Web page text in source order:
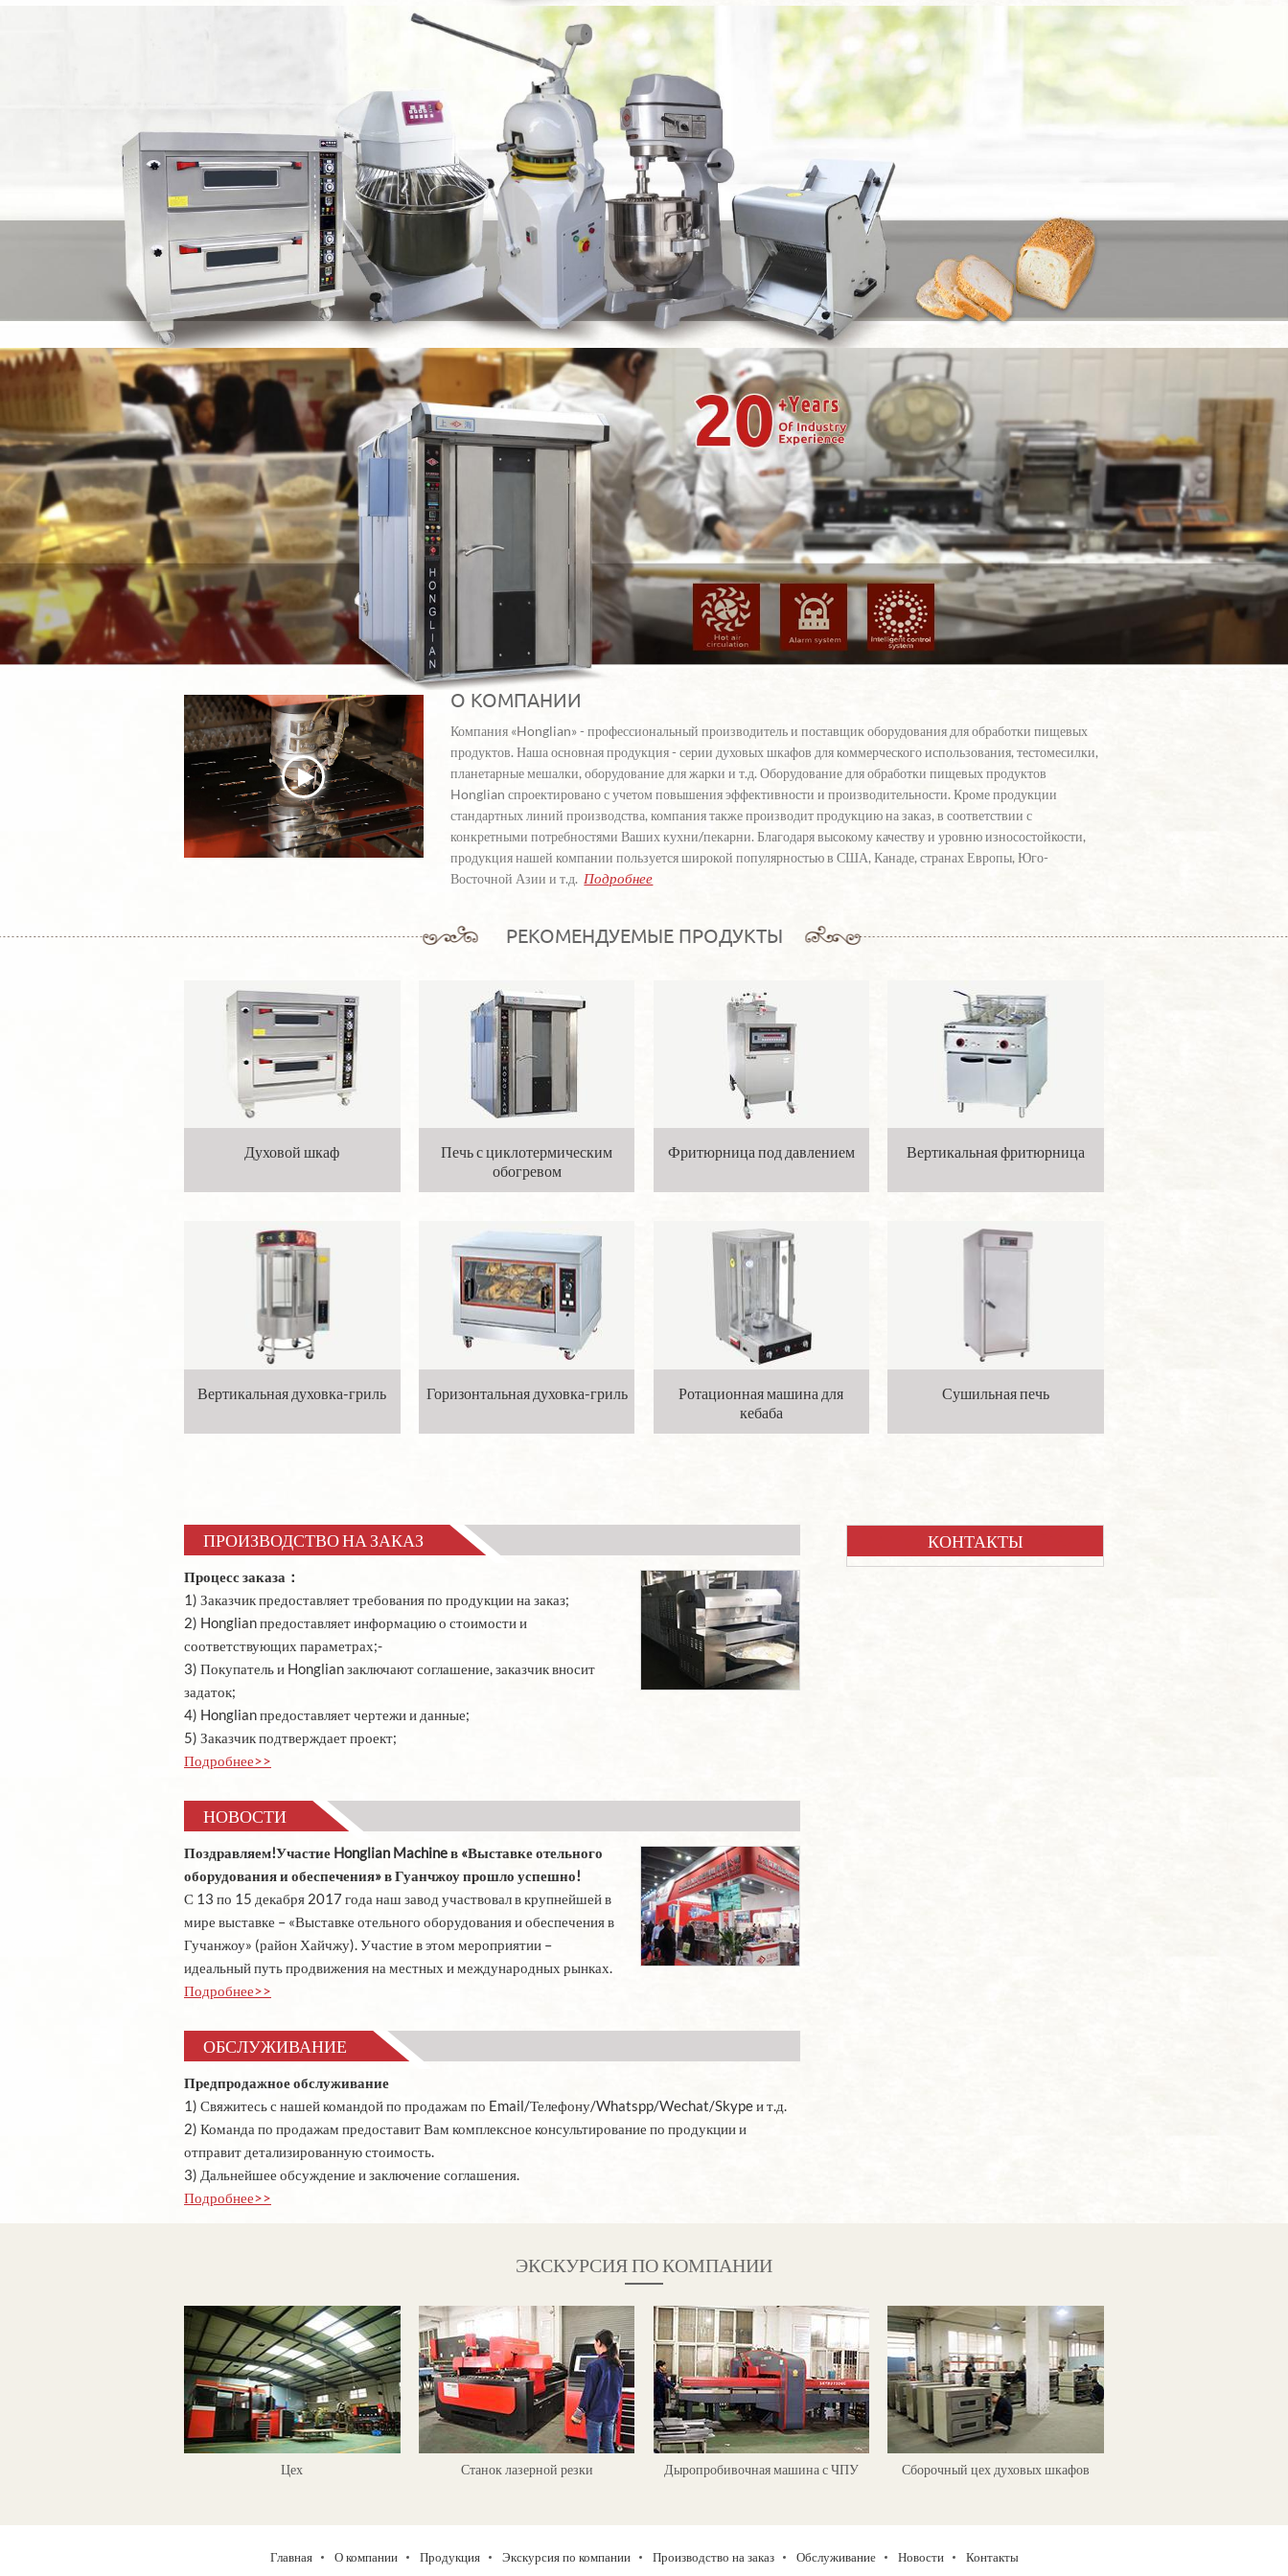
О КОМПАНИИ
Компания «Honglian» - профессиональный производитель и поставщик оборудования для обработки пищевых
продуктов. Наша основная продукция - серии духовых шкафов для коммерческого использования, тестомесилки,
планетарные мешалки, оборудование для жарки и т.д. Оборудование для обработки пищевых продуктов
Honglian спроектировано с учетом повышения эффективности и производительности.Кроме продукции
стандартных линий производства, компания также производит продукцию на заказ, в соответствии с
конкретными потребностями Ваших кухни/пекарни. Благодаря высокому качеству и уровню износостойкости,
продукция нашей компании пользуется широкой популярностью в США, Канаде, странах Европы, Юго-
Восточной Азии и т.д. Подробнее
РЕКОМЕНДУЕМЫЕ ПРОДУКТЫ
Духовой шкаф
Печь с циклотермическим
обогревом
Фритюрница под давлением Вертикальная фритюрница
Вертикальная духовка-гриль Горизонтальная духовка-гриль
Ротационная машина для
кебаба
Сушильная печь
ПРОИЗВОДСТВО НА ЗАКАЗ
Процесс заказа：
1) Заказчик предоставляет требования по продукции на заказ;
2) Honglian предоставляет информацию о стоимости и
соответствующих параметрах;-
3) Покупатель и Honglian заключают соглашение, заказчик вносит
задаток;
4) Honglian предоставляет чертежи и данные;
5) Заказчик подтверждает проект;
Подробнее>>
НОВОСТИ
Поздравляем!Участие Honglian Machine в «Выставке отельного
оборудования и обеспечения» в Гуанчжоу прошло успешно!
С 13 по 15 декабря 2017 года наш завод участвовал в крупнейшей в
мире выставке – «Выставке отельного оборудования и обеспечения в
Гучанжоу» (район Хайчжу). Участие в этом мероприятии –
идеальный путь продвижения на местных и международных рынках.
Подробнее>>
ОБСЛУЖИВАНИЕ
Предпродажное обслуживание
1) Свяжитесь с нашей командой по продажам по Email/Телефону/Whatspp/Wechat/Skype и т.д.
2) Команда по продажам предоставит Вам комплексное консультирование по продукции и
отправит детализированную стоимость.
3) Дальнейшее обсуждение и заключение соглашения.
Подробнее>>
КОНТАКТЫ
ЭКСКУРСИЯ ПО КОМПАНИИ
Цех Станок лазерной резки Дыропробивочная машина с ЧПУ Сборочный цех духовых шкафов
Главная О компании Продукция Экскурсия по компании Производство на заказ Обслуживание Новости Контакты